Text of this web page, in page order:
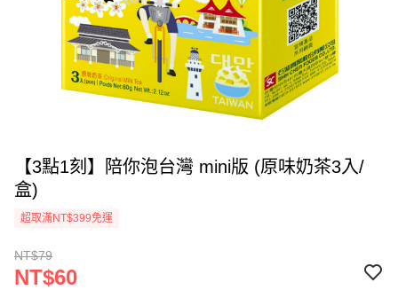
【3點1刻】陪你泡台灣 mini版 (原味奶茶3入/
盒)
超取滿NT$399免運
NT$79
NT$60